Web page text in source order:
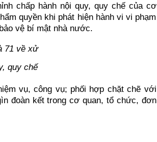
chấp hành nội quy, quy chế của cơ
quyền khi phát hiện hành vi vi phạm
vệ bí mật nhà nước.
quy chế
vụ, công vụ; phối hợp chặt chẽ với
đoàn kết trong cơ quan, tổ chức, đơn